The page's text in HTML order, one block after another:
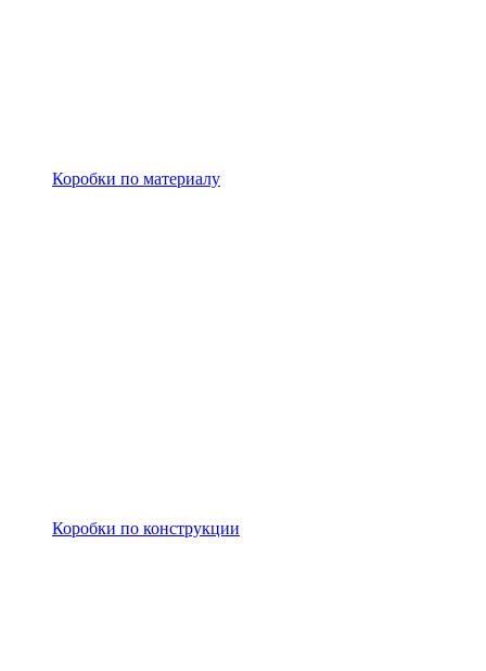
Коробки по материалу
Коробки по конструкции